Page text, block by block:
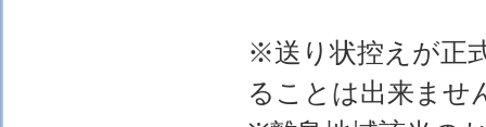
※送り状控えが正
ることは出来ませ